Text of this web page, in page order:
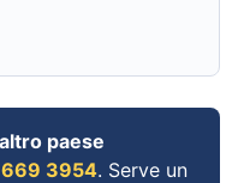
paese
3954. Serve un